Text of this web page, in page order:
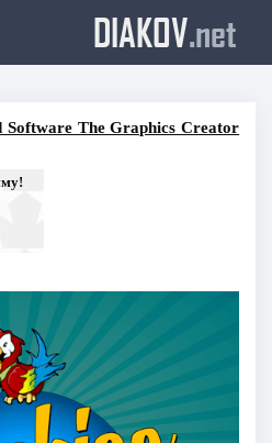
DIAKOV.net
Software The Graphics Creator